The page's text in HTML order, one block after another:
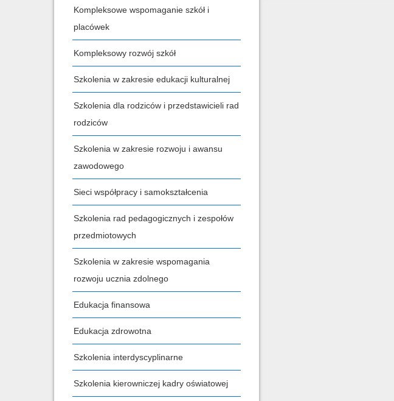
Kompleksowe wspomaganie szkół i
placówek
Kompleksowy rozwój szkół
Szkolenia w zakresie edukacji kulturalnej
Szkolenia dla rodziców i przedstawicieli rad
rodziców
Szkolenia w zakresie rozwoju i awansu
zawodowego
Sieci współpracy i samokształcenia
Szkolenia rad pedagogicznych i zespołów
przedmiotowych
Szkolenia w zakresie wspomagania
rozwoju ucznia zdolnego
Edukacja finansowa
Edukacja zdrowotna
Szkolenia interdyscyplinarne
Szkolenia kierowniczej kadry oświatowej